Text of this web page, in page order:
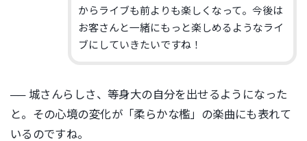
からライブも前よりも楽しくなって。今後は
お客さんと一緒にもっと楽しめるようなライ
ブにしていきたいですね！
── 城さんらしさ、等身大の自分を出せるようになった
と。その心境の変化が「柔らかな檻」の楽曲にも表れて
いるのですね。